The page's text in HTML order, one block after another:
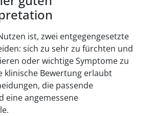
ist, zwei entgegengesetzte
sich zu sehr zu fürchten und
oder wichtige Symptome zu
klinische Bewertung erlaubt
die passende
eine angemessene